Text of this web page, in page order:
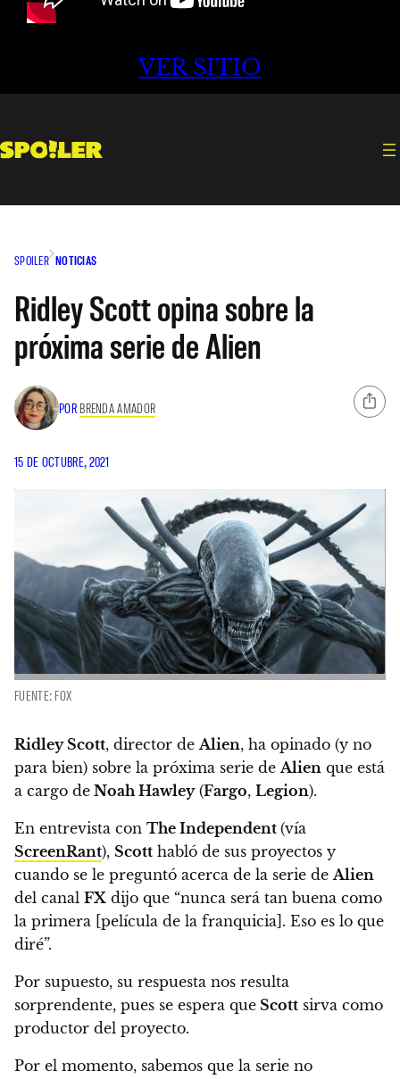
VER SITIO
SPOILER NOTICIAS
Ridley Scott opina sobre la
próxima serie de Alien
POR BRENDA AMADOR
15 DE OCTUBRE, 2021
FUENTE: FOX
Ridley Scott, director deAlien, ha opinado (y no
para bien) sobre la próxima serie deAlien que está
a cargo de Noah Hawley(Fargo, Legion).
En entrevista con The Independent (vía
ScreenRant), Scott habló de sus proyectos y
cuando se le preguntó acerca de la serie deAlien
del canal FX dijo que “nunca será tan buena como
la primera [película de la franquicia]. Eso es lo que
diré”.
Por supuesto, su respuesta nos resulta
sorprendente, pues se espera que Scott sirva como
productor del proyecto.
Por el momento, sabemos que la serie no